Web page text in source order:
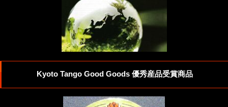
Kyoto Tango Good Goods 優秀産品受賞商品